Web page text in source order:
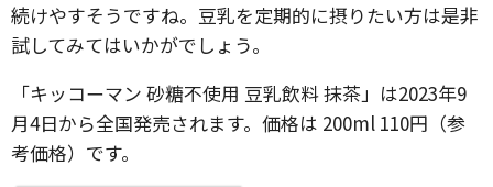
続けやすそうですね。豆乳を定期的に摂りたい方は是非
試してみてはいかがでしょう。
「キッコーマン 砂糖不使用 豆乳飲料 抹茶」は2023年9
月4日から全国発売されます。価格は 200ml 110円（参
考価格）です。